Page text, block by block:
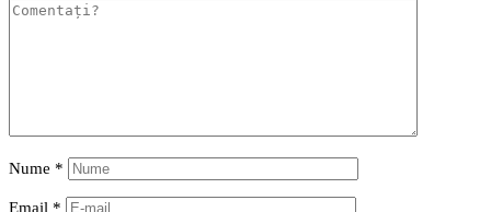
Nume *
Email *